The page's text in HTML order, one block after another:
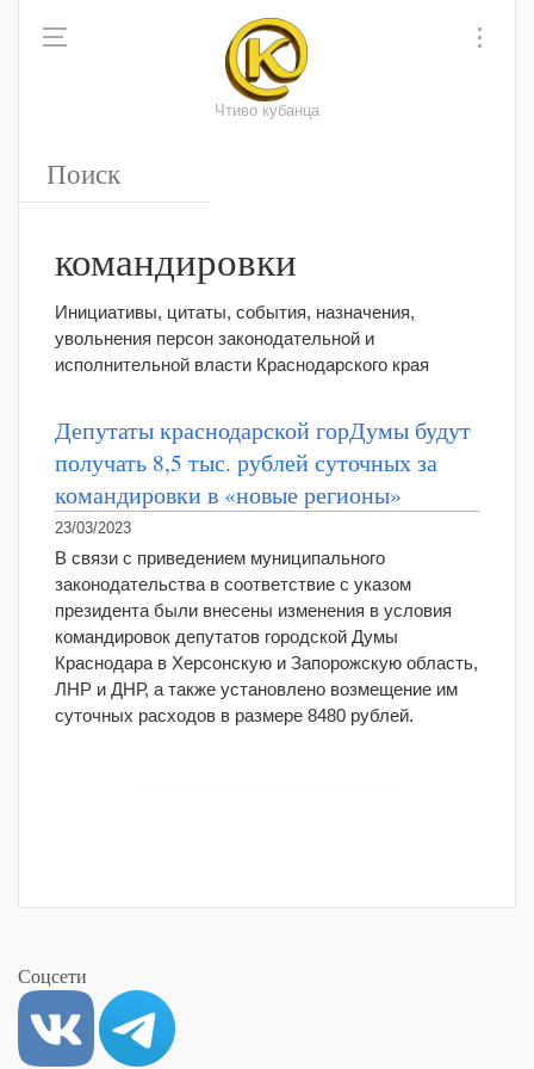
Чтиво кубанца
командировки
Инициативы, цитаты, события, назначения,
увольнения персон законодательной и
исполнительной власти Краснодарского края
Депутаты краснодарской горДумы будут
получать 8,5 тыс. рублей суточных за
командировки в «новые регионы»
23/03/2023
В связи с приведением муниципального
законодательства в соответствие с указом
президента были внесены изменения в условия
командировок депутатов городской Думы
Краснодара в Херсонскую и Запорожскую область,
ЛНР и ДНР, а также установлено возмещение им
суточных расходов в размере 8480 рублей.
Соцсети